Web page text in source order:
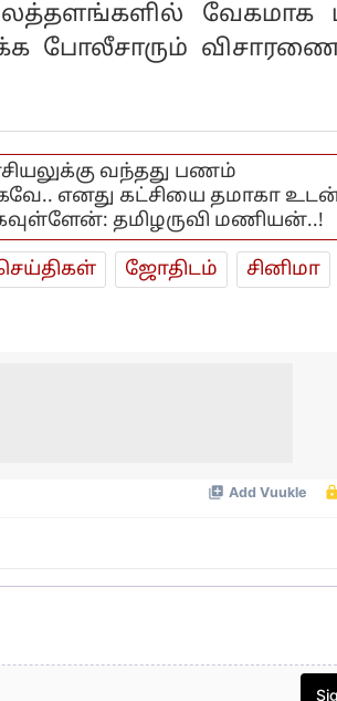
வேகமாக
போலீசாரும்
வந்தது பணம்
எனது கட்சியை தமாகா
தமிழருவி மணியன்..!
ஜோ‌திட‌ம்
சினிமா